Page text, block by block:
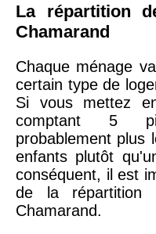
La répartition
Chamarand
Chaque ménage
certain type de
Si vous mettez
comptant 5
probablement plus
enfants plutôt
conséquent, il est
de la répartition
Chamarand.